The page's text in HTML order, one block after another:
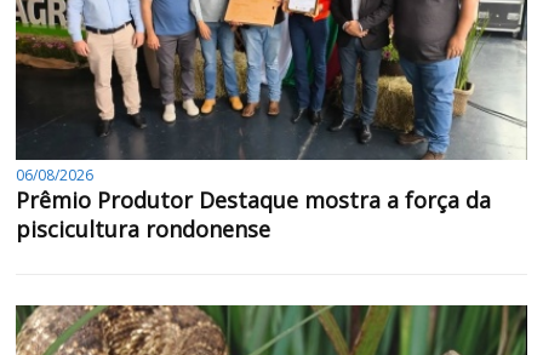
06/08/2026
Prêmio Produtor Destaque mostra a força da
piscicultura rondonense